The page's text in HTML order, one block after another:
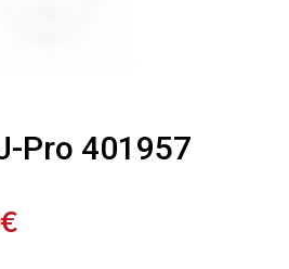
Pro 401957
€Le